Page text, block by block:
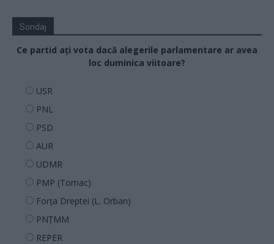
Sondaj
Ce partid ați vota dacă alegerile parlamentare ar avea
loc duminica viitoare?
USR
PNL
PSD
AUR
UDMR
PMP (Tomac)
Forța Dreptei (L. Orban)
PNȚMM
REPER